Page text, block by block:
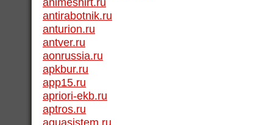
antirabotnik.ru
anturion.ru
antver.ru
aonrussia.ru
apkbur.ru
app15.ru
apriori-ekb.ru
aptros.ru
aquasistem.ru